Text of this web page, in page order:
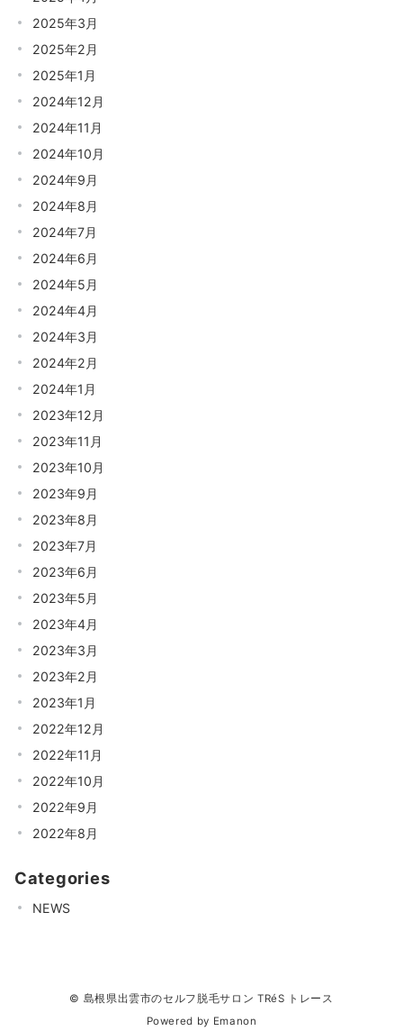
2025年3月
2025年2月
2025年1月
2024年12月
2024年11月
2024年10月
2024年9月
2024年8月
2024年7月
2024年6月
2024年5月
2024年4月
2024年3月
2024年2月
2024年1月
2023年12月
2023年11月
2023年10月
2023年9月
2023年8月
2023年7月
2023年6月
2023年5月
2023年4月
2023年3月
2023年2月
2023年1月
2022年12月
2022年11月
2022年10月
2022年9月
2022年8月
Categories
NEWS
© 島根県出雲市のセルフ脱毛サロン TRéS トレース
Powered by Emanon